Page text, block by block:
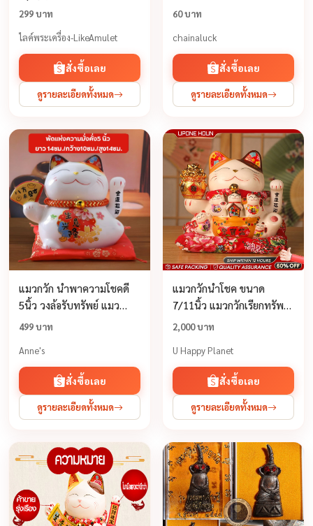
เลี่ยมน้ำมันพราย คุ้มครอง
โชคลาภ กิจการรุ่งเรือง
299 บาท
ไลค์พระเครื่อง-LikeAmulet
สั่งซื้อเลย
ดูรายละเอียดทั้งหมด
ประตูตรงกัน แก้คาน ดึงดูด
CRYSTAL
60 บาท
chainaluck
สั่งซื้อเลย
ดูรายละเอียดทั้งหมด
แมวกวัก นำพาความโชคดี
5นิ้ว วงล้อรับทรัพย์ แมว
มงคลนำโชค เพิ่มพูนรับ
499 บาท
Anne's
สั่งซื้อเลย
ดูรายละเอียดทั้งหมด
แมวกวักนำโชค ขนาด
7/11นิ้ว แมวกวักเรียกทรัพย์
กวักโชคลาภเงินทองไหลมา
2,000 บาท
U Happy Planet
สั่งซื้อเลย
ดูรายละเอียดทั้งหมด